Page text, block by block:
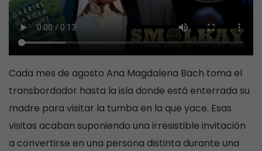
Cada mes de agosto Ana Magdalena Bach toma el
transbordador hasta la isla donde está enterrada su
madre para visitar la tumba en la que yace. Esas
visitas acaban suponiendo una irresistible invitación
a convertirse en una persona distinta durante una